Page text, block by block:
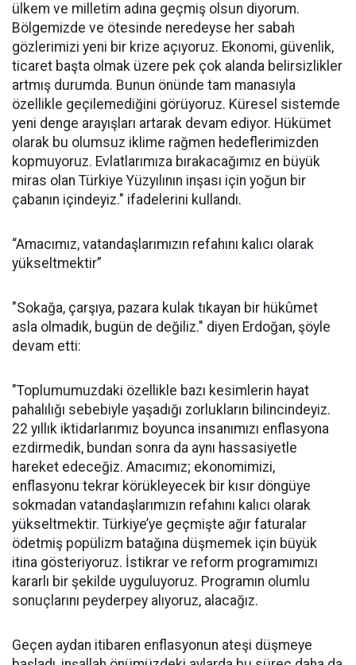
ülkem ve milletim adına geçmiş olsun diyorum.
Bölgemizde ve ötesinde neredeyse her sabah
gözlerimizi yeni bir krize açıyoruz. Ekonomi, güvenlik,
ticaret başta olmak üzere pek çok alanda belirsizlikler
artmış durumda. Bunun önünde tam manasıyla
özellikle geçilemediğini görüyoruz. Küresel sistemde
yeni denge arayışları artarak devam ediyor. Hükümet
olarak bu olumsuz iklime rağmen hedeflerimizden
kopmuyoruz. Evlatlarımıza bırakacağımız en büyük
miras olan Türkiye Yüzyılının inşası için yoğun bir
çabanın içindeyiz." ifadelerini kullandı.
“Amacımız, vatandaşlarımızın refahını kalıcı olarak
yükseltmektir”
"Sokağa, çarşıya, pazara kulak tıkayan bir hükûmet
asla olmadık, bugün de değiliz." diyen Erdoğan, şöyle
devam etti:
"Toplumumuzdaki özellikle bazı kesimlerin hayat
pahalılığı sebebiyle yaşadığı zorlukların bilincindeyiz.
22 yıllık iktidarlarımız boyunca insanımızı enflasyona
ezdirmedik, bundan sonra da aynı hassasiyetle
hareket edeceğiz. Amacımız; ekonomimizi,
enflasyonu tekrar körükleyecek bir kısır döngüye
sokmadan vatandaşlarımızın refahını kalıcı olarak
yükseltmektir. Türkiye’ye geçmişte ağır faturalar
ödetmiş popülizm batağına düşmemek için büyük
itina gösteriyoruz. İstikrar ve reform programımızı
kararlı bir şekilde uyguluyoruz. Programın olumlu
sonuçlarını peyderpey alıyoruz, alacağız.
Geçen aydan itibaren enflasyonun ateşi düşmeye